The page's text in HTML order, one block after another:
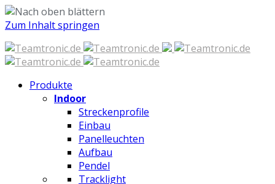
Zum Inhalt springen
Produkte
Indoor
Streckenprofile
Einbau
Panelleuchten
Aufbau
Pendel
Tracklight